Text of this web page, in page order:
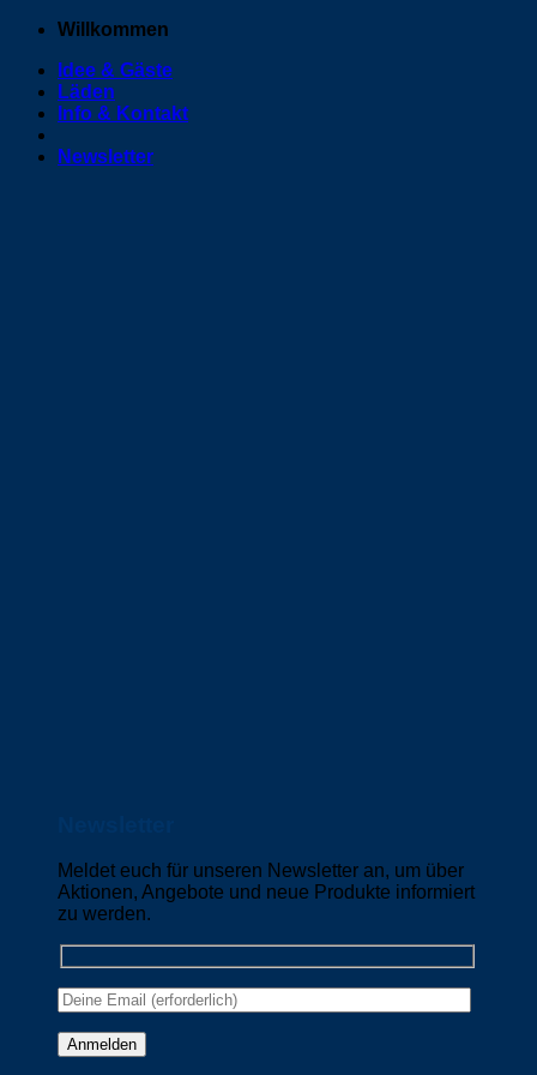
Zum
springen
Willkommen
Idee & Gäste
Läden
Info & Kontakt
Newsletter
Meldet euch für unseren Newsletter an, um über
Aktionen, Angebote und neue Produkte informiert
zu werden.
Please leave this field empty.